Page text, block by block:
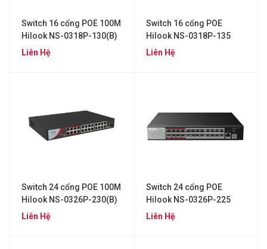
Switch 16 cổng POE 100M
Hilook NS-0318P-130(B)
Liên Hệ
Switch 16 cổng POE
Hilook NS-0318P-135
Liên Hệ
Switch 24 cổng POE 100M
Hilook NS-0326P-230(B)
Liên Hệ
Switch 24 cổng POE
Hilook NS-0326P-225
Liên Hệ